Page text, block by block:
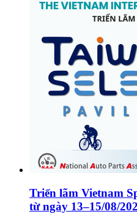
Triển lãm Vietnam
từ ngày 13–15/08/